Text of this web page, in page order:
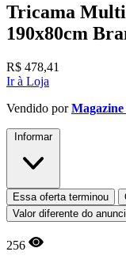
Tricama
190x80cm
R$ 478,41
Ir à Loja
Vendido por
Informar
Essa oferta terminou
Valor diferente do
256